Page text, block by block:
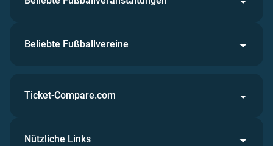
Beliebte Fußballvereine
Ticket-Compare.com
Nützliche Links